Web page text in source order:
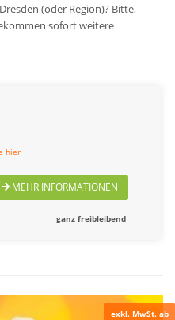
(oder Region)? Bitte,
sofort weitere
hier
MEHR INFORMATIONEN
ganz freibleibend
exkl. MwSt. ab